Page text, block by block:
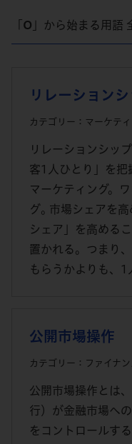
O 」から始まる用語
リレーション
カテゴリー：マーケテ
リレーションシッ
客1人ひとり」を把
マーケティング。
グ｡ 市場シェアを
シェア」を高める
置かれる。つまり
もらうかよりも、1
公開市場操作
カテゴリー：ファイナン
公開市場操作とは
行）が金融市場へ
をコントロールす